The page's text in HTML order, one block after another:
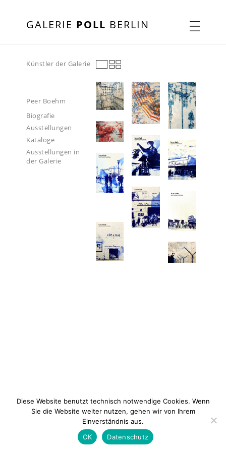
GALERIE POLL BERLIN
Künstler der Galerie
Peer Boehm
Biografie
Ausstellungen
Kataloge
Ausstellungen in
der Galerie
Kontakt Impressum
Diese Website benutzt technisch notwendige Cookies. Wenn
Sie die Website weiter nutzen, gehen wir von Ihrem
Einverständnis aus.
OK
Datenschutz